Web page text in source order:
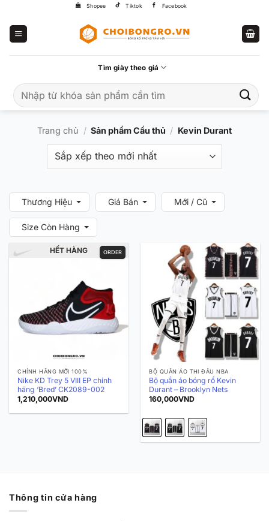
Shopee Tiktok Facebook
Tìm giày theo giá
kiếm:
Trang chủ / Sản phẩm Cầu thủ / Kevin Durant
Thương Hiệu Giá Bán Mới / Cũ
Size Còn Hàng
ORDER
HẾT HÀNG
CHÍNH HÃNG MỚI 100%
Nike KD Trey 5 VIII EP chính
hãng ‘Bred’ CK2089-002
1,210,000VND
BỘ QUẦN ÁO THI ĐẤU NBA
Bộ quần áo bóng rổ Kevin
Durant – Brooklyn Nets
160,000VND
Thông tin cửa hàng